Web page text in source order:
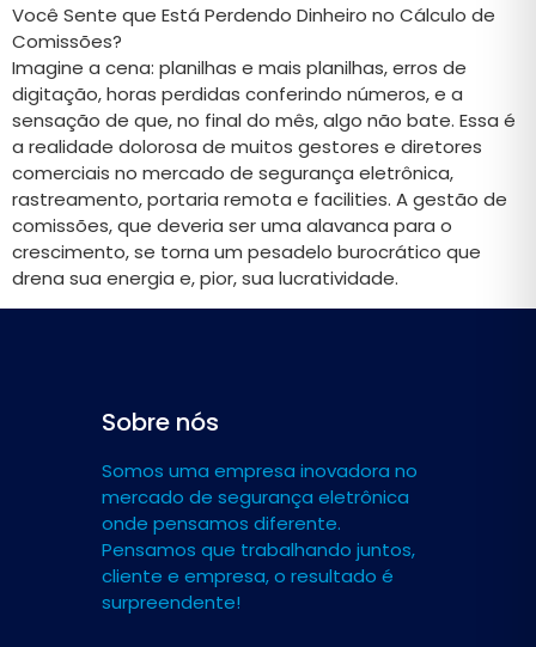
Você Sente que Está Perdendo Dinheiro no Cálculo de
Comissões?
Imagine a cena: planilhas e mais planilhas, erros de
digitação, horas perdidas conferindo números, e a
sensação de que, no final do mês, algo não bate. Essa é
a realidade dolorosa de muitos gestores e diretores
comerciais no mercado de segurança eletrônica,
rastreamento, portaria remota e facilities. A gestão de
comissões, que deveria ser uma alavanca para o
crescimento, se torna um pesadelo burocrático que
drena sua energia e, pior, sua lucratividade.
Sobre nós
Somos uma empresa inovadora no
mercado de segurança eletrônica
onde pensamos diferente.
Pensamos que trabalhando juntos,
cliente e empresa, o resultado é
surpreendente!